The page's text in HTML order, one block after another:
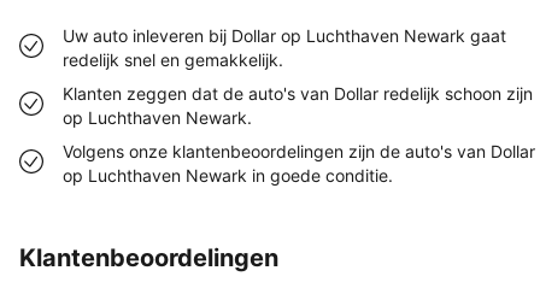
Uw auto inleveren bij Dollar op Luchthaven Newark gaat
redelijk snel en gemakkelijk.
Klanten zeggen dat de auto's van Dollar redelijk schoon zijn
op Luchthaven Newark.
Volgens onze klantenbeoordelingen zijn de auto's van Dollar
op Luchthaven Newark in goede conditie.
Klantenbeoordelingen